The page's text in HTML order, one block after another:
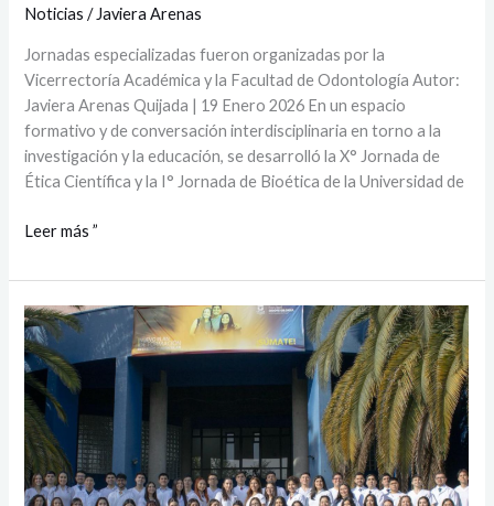
Noticias /Javiera Arenas
Jornadas especializadas fueron organizadas por la
Vicerrectoría Académica y la Facultad de Odontología Autor:
Javiera Arenas Quijada | 19 Enero 2026 En un espacio
formativo y de conversación interdisciplinaria en torno a la
investigación y la educación, se desarrolló la X° Jornada de
Ética Científica y la I° Jornada de Bioética de la Universidad de
Leer más ”
Facultad
de
Odontología
celebró
titulación
y
graduación
de